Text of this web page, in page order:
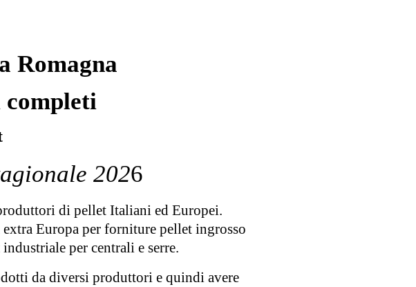
Romagna
completi
2026
di pellet Italiani ed Europei.
Europa per forniture pellet ingrosso
per centrali e serre.
da diversi produttori e quindi avere